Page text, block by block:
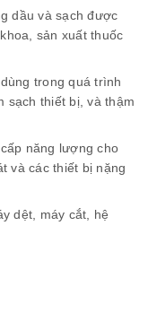
dầu và sạch được
sản xuất thuốc
trong quá trình
sạch thiết bị, và thậm
năng lượng cho
và các thiết bị nặng
dệt, máy cắt, hệ